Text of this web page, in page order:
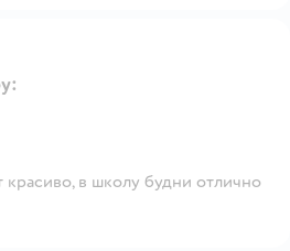
в школу будни отлично